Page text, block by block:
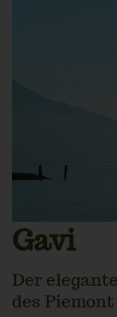
Gavi
Der
des Piemont